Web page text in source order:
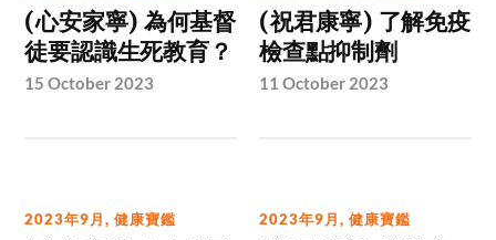
(心安家寧) 為何基督
徒要認識生死教育？
15 October 2023
(祝君康寧) 了解免疫
檢查點抑制劑
11 October 2023
2023年9月,健康寶鑑 2023年9月,健康寶鑑